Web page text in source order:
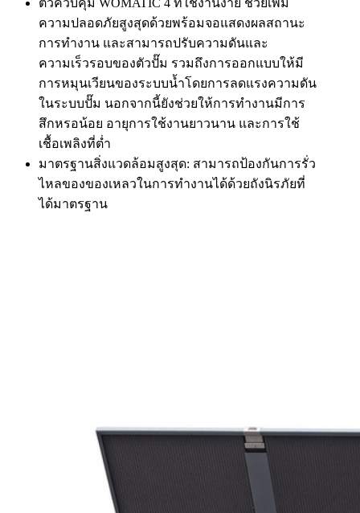
ความปลอดภัยสูงสุดด้วยพร้อมจอแสดงผลสถานะ
การทำงาน และสามารถปรับความดันและ
ความเร็วรอบของตัวปั๊ม รวมถึงการออกแบบให้มี
การหมุนเวียนของระบบน้ำโดยการลดแรงความดัน
ในระบบปั๊ม นอกจากนี้ยังช่วยให้การทำงานมีการ
สึกหรอน้อย อายุการใช้งานยาวนาน และการใช้
เชื้อเพลิงที่ต่ำ
มาตรฐานสิ่งแวดล้อมสูงสุด: สามารถป้องกันการรั่ว
ไหลของของเหลวในการทำงานได้ด้วยถังนิรภัยที่
ได้มาตรฐาน